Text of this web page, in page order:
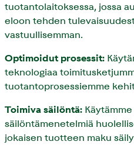
tuotantolaitoksessa, jossa
eloon tehden
vastuullisemman.
Optimoidut prosessit:
teknologiaa
tuotantoprosessiemme
Toimiva säilöntä:
säilöntämenetelmiä
jokaisen tuotteen maku